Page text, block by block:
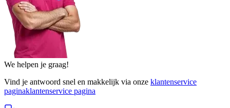
We helpen je graag!
Vind je antwoord snel en makkelijk via onze klantenservice
paginaklantenservice pagina